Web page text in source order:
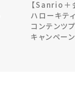
【Sanrio＋
ハローキテ
コンテンツ
キャンペー